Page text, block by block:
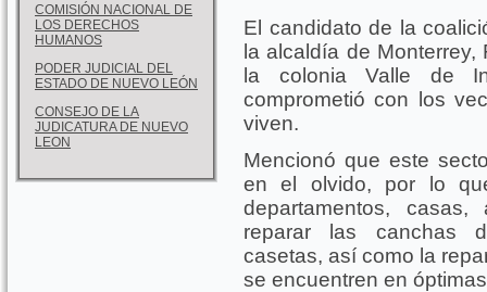
COMISIÓN NACIONAL DE
LOS DERECHOS
HUMANOS
PODER JUDICIAL DEL
ESTADO DE NUEVO LEÓN
CONSEJO DE LA
JUDICATURA DE NUEVO
LEON
El candidato de la
la alcaldía de
la colonia Valle de
comprometió con los
viven.
Mencionó que este
en el olvido, por lo
departamentos,
reparar las canchas
casetas, así como la
se encuentren en